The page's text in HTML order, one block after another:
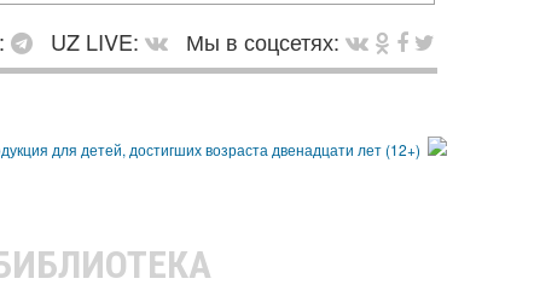
UZ LIVE:
Мы в соцсетях: